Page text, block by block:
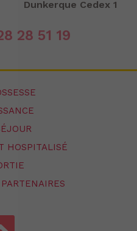
Dunkerque Cedex 1
28 51 19
HOSPITALISÉ